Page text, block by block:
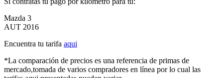
Mazda 3
AUT 2016
Encuentra tu tarifa aqui
*La comparación de precios es una referencia de primas de
mercado,tomada de varios compradores en línea por lo cual las